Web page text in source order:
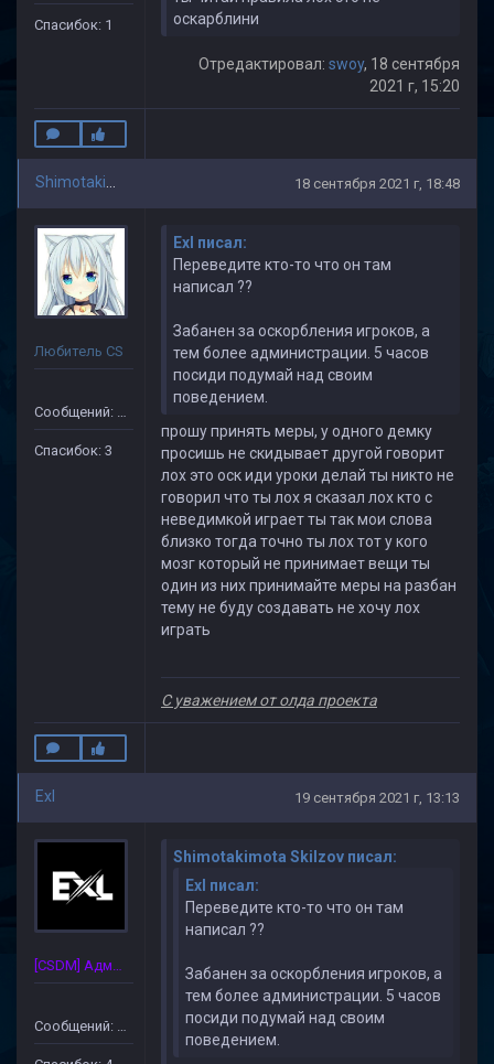
Спасибок: 1
оскарблини
Отредактировал: swoy, 18 сентября
2021 г, 15:20
18 сентября 2021 г, 18:48
Любитель CS
Сообщений: 38
Спасибок: 3
Exl писал:
Переведите кто-то что он там
написал ??
Забанен за оскорбления игроков, а
тем более администрации. 5 часов
посиди подумай над своим
поведением.
прошу принять меры, у одного демку
просишь не скидывает другой говорит
лох это оск иди уроки делай ты никто не
говорил что ты лох я сказал лох кто с
неведимкой играет ты так мои слова
близко тогда точно ты лох тот у кого
мозг который не принимает вещи ты
один из них принимайте меры на разбан
тему не буду создавать не хочу лох
играть
С уважением от олда проекта
Exl 19 сентября 2021 г, 13:13
[CSDM] Администратор
Сообщений: 33
Shimotakimota Skilzov писал:
Exl писал:
Переведите кто-то что он там
написал ??
Забанен за оскорбления игроков, а
тем более администрации. 5 часов
посиди подумай над своим
поведением.